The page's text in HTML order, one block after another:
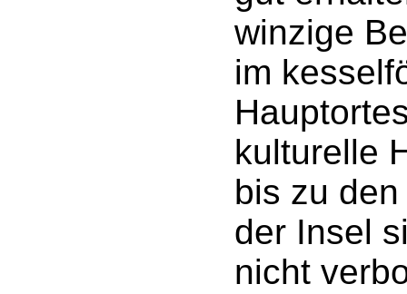
winzige
im
kulturelle
bis zu
der Insel
nicht